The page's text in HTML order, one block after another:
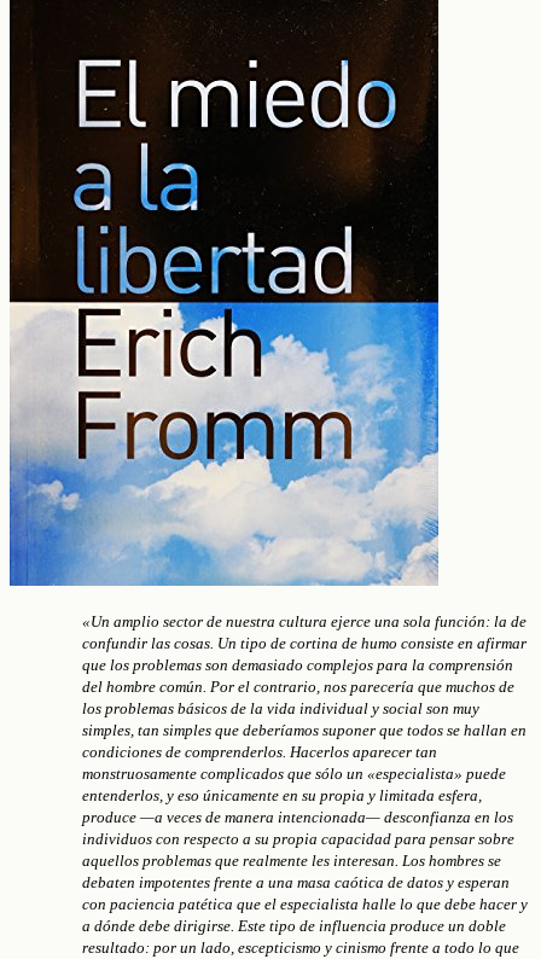
«Un amplio sector de nuestra cultura ejerce una sola función: la de
confundir las cosas. Un tipo de cortina de humo consiste en afirmar
que los problemas son demasiado complejos para la comprensión
del hombre común. Por el contrario, nos parecería que muchos de
los problemas básicos de la vida individual y social son muy
simples, tan simples que deberíamos suponer que todos se hallan en
condiciones de comprenderlos. Hacerlos aparecer tan
monstruosamente complicados que sólo un «especialista» puede
entenderlos, y eso únicamente en su propia y limitada esfera,
produce —a veces de manera intencionada— desconfianza en los
individuos con respecto a su propia capacidad para pensar sobre
aquellos problemas que realmente les interesan. Los hombres se
debaten impotentes frente a una masa caótica de datos y esperan
con paciencia patética que el especialista halle lo que debe hacer y
a dónde debe dirigirse. Este tipo de influencia produce un doble
resultado: por un lado, escepticismo y cinismo frente a todo lo que